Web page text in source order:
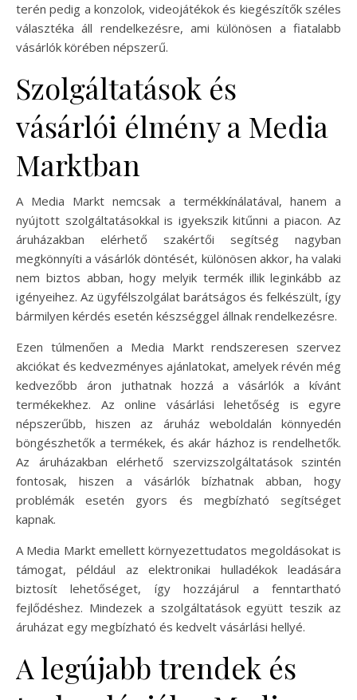
terén pedig a konzolok, videojátékok és kiegészítők széles
választéka áll rendelkezésre, ami különösen a fiatalabb
vásárlók körében népszerű.
Szolgáltatások és
vásárlói élmény a Media
Marktban
A Media Markt nemcsak a termékkínálatával, hanem a
nyújtott szolgáltatásokkal is igyekszik kitűnni a piacon. Az
áruházakban elérhető szakértői segítség nagyban
megkönnyíti a vásárlók döntését, különösen akkor, ha valaki
nem biztos abban, hogy melyik termék illik leginkább az
igényeihez. Az ügyfélszolgálat barátságos és felkészült, így
bármilyen kérdés esetén készséggel állnak rendelkezésre.
Ezen túlmenően a Media Markt rendszeresen szervez
akciókat és kedvezményes ajánlatokat, amelyek révén még
kedvezőbb áron juthatnak hozzá a vásárlók a kívánt
termékekhez. Az online vásárlási lehetőség is egyre
népszerűbb, hiszen az áruház weboldalán könnyedén
böngészhetők a termékek, és akár házhoz is rendelhetők.
Az áruházakban elérhető szervizszolgáltatások szintén
fontosak, hiszen a vásárlók bízhatnak abban, hogy
problémák esetén gyors és megbízható segítséget
kapnak.
A Media Markt emellett környezettudatos megoldásokat is
támogat, például az elektronikai hulladékok leadására
biztosít lehetőséget, így hozzájárul a fenntartható
fejlődéshez. Mindezek a szolgáltatások együtt teszik az
áruházat egy megbízható és kedvelt vásárlási hellyé.
A legújabb trendek és